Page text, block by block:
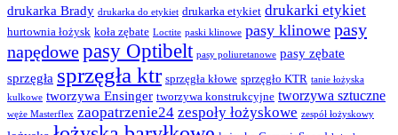
drukarka Brady drukarka do etykiet drukarka etykiet drukarki etykiet
hurtownia łożysk koła zębate Loctite paski klinowe pasy klinowe pasy
napędowepasy Optibelt pasy poliuretanowe pasy zębate
sprzęgła sprzęgła ktr sprzęgła kłowe sprzęgło KTR tanie łożyska
kulkowe tworzywa Ensinger tworzywa konstrukcyjne tworzywa sztuczne
węże Masterflex zaopatrzenie24 zespoły łożyskowe zespół łożyskowy